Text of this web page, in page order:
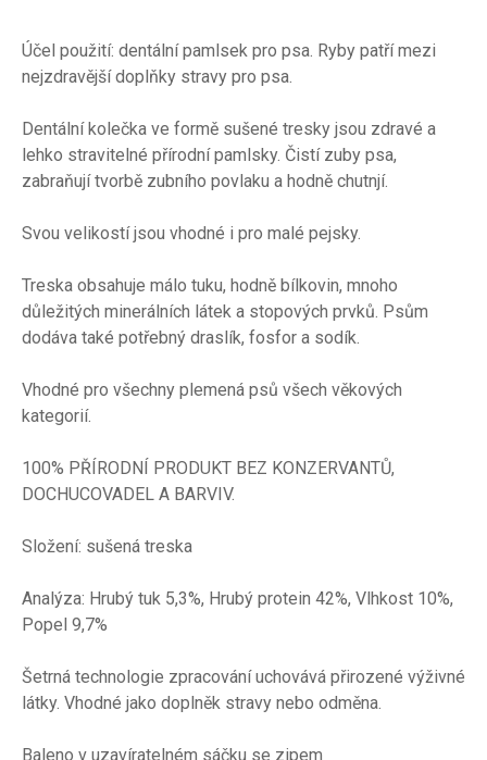
Účel použití: dentální pamlsek pro psa. Ryby patří mezi
nejzdravější doplňky stravy pro psa.
Dentální kolečka ve formě sušené tresky jsou zdravé a
lehko stravitelné přírodní pamlsky. Čistí zuby psa,
zabraňují tvorbě zubního povlaku a hodně chutnjí.
Svou velikostí jsou vhodné i pro malé pejsky.
Treska obsahuje málo tuku, hodně bílkovin, mnoho
důležitých minerálních látek a stopových prvků. Psům
dodáva také potřebný draslík, fosfor a sodík.
Vhodné pro všechny plemená psů všech věkových
kategorií.
100% PŘÍRODNÍ PRODUKT BEZ KONZERVANTŮ,
DOCHUCOVADEL A BARVIV.
Složení: sušená treska
Analýza: Hrubý tuk 5,3%, Hrubý protein 42%, Vlhkost 10%,
Popel 9,7%
Šetrná technologie zpracování uchovává přirozené výživné
látky. Vhodné jako doplněk stravy nebo odměna.
Baleno v uzavíratelném sáčku se zipem